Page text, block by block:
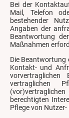
Bei der
Mail, Telefon
bestehender
Angaben der
Beantwortung
Maßnahmen
Die Beantwortung
Kontakt- und
vorvertraglichen
vertraglichen
berechtigten
Pflege von